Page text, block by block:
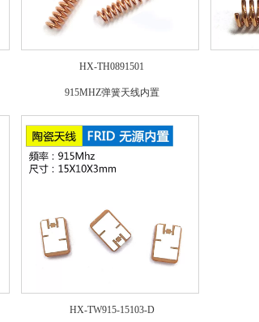
HX-TH0891501
915MHZ弹簧天线内置
HX-TW915-15103-D